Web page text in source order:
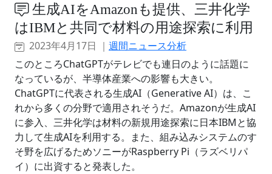
生成AIをAmazonも提供、三井化学
はIBMと共同で材料の用途探索に利用
2023年4月17日 ｜ 週間ニュース分析
このところChatGPTがテレビでも連日のように話題に
なっているが、半導体産業への影響も大きい。
ChatGPTに代表される生成AI（Generative AI）は、こ
れから多くの分野で適用されそうだ。Amazonが生成AI
に参入、三井化学は材料の新規用途探索に日本IBMと協
力して生成AIを利用する。また、組み込みシステムのす
そ野を広げるためソニーがRaspberry Pi（ラズベリパ
イ）に出資すると発表した。